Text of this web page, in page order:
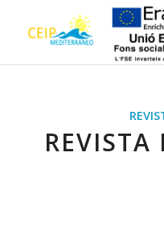
REVISTA